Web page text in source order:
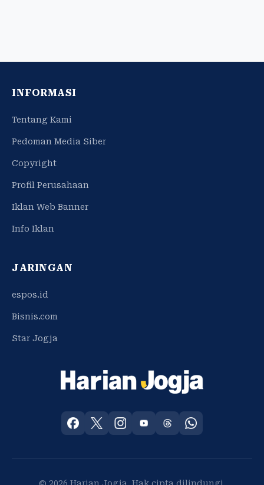
INFORMASI
Tentang Kami
Pedoman Media Siber
Copyright
Profil Perusahaan
Iklan Web Banner
Info Iklan
JARINGAN
espos.id
Bisnis.com
Star Jogja
© 2026 Harian Jogja. Hak cipta dilindungi.